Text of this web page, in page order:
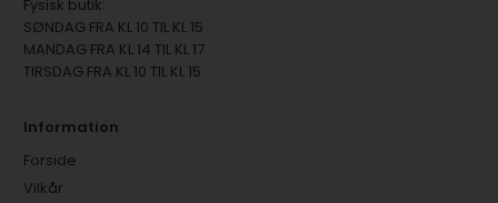
Fysisk butik:
SØNDAG FRA KL 10 TIL KL 15
MANDAG FRA KL 14 TIL KL 17
TIRSDAG FRA KL 10 TIL KL 15
Information
Forside
Vilkår